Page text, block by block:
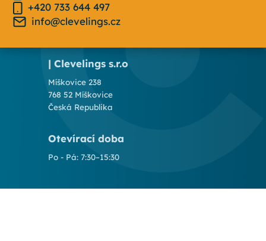
+420 733 644 497
info@clevelings.cz
| Clevelings s.r.o
Míškovice 238
768 52 Míškovice
Česká Republika
Otevírací doba
Po - Pá: 7:30–15:30